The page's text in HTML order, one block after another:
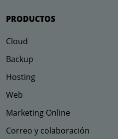
PRODUCTOS
Cloud
Backup
Hosting
Web
Marketing Online
Correo y colaboración